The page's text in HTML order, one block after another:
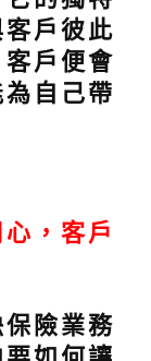
戶彼此
戶便會
自己帶
，客戶
險業務